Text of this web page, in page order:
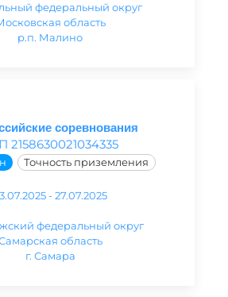
федеральный округ
область
р.п. Малино
соревнования
2158630021034335
Точность приземления
- 27.07.2025
федеральный округ
область
г. Самара